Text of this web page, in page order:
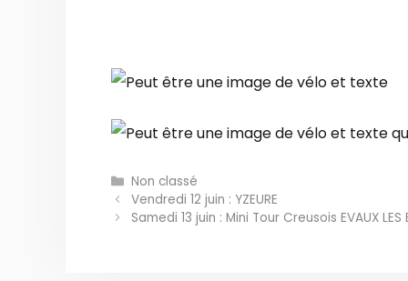
Catégories
Non classé
Vendredi 12 juin : YZEURE
Samedi 13 juin : Mini Tour Creusois EVAUX LES